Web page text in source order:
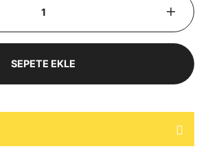
SEPETE EKLE